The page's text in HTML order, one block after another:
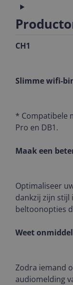
CH1
Slimme wifi-
* Compatibele
Pro en DB1.
Maak een
Optimaliseer
dankzij zijn stijl
beltoonopties
Weet
Zodra iemand
audiomelding